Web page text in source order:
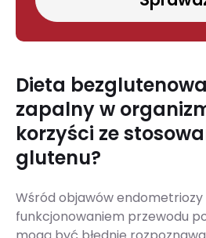
Dieta
zapalny w
korzyści ze
glutenu?
Wśród objawów endometriozy
funkcjonowaniem przewodu